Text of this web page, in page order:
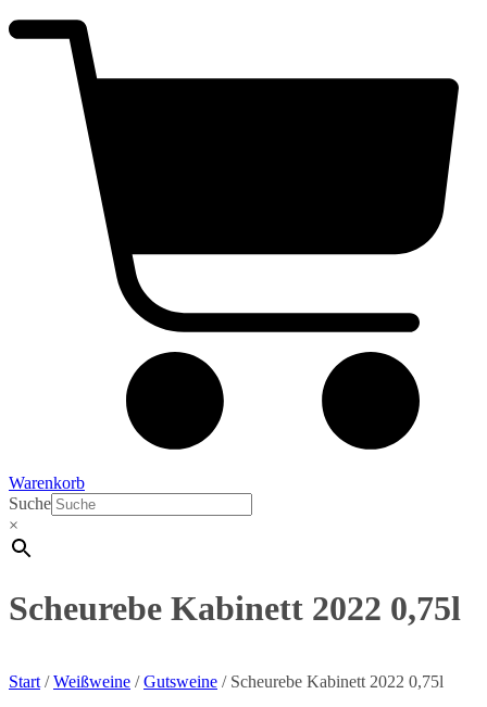
Warenkorb
Suche
×
Scheurebe Kabinett 2022 0,75l
Start /Weißweine /Gutsweine / Scheurebe Kabinett 2022 0,75l